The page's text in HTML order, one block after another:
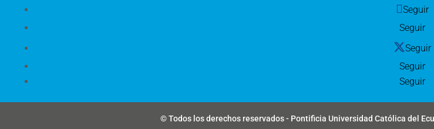
Seguir
Seguir
Seguir
Seguir
Seguir
© Todos los derechos reservados - Pontificia Universidad Católica del